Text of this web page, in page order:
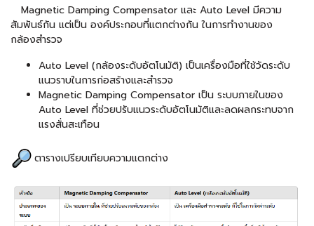
Magnetic Damping Compensator และ Auto Level มีความ
สัมพันธ์กัน แต่เป็น องค์ประกอบที่แตกต่างกัน ในการทำงานของ
กล้องสำรวจ
Auto Level (กล้องระดับอัตโนมัติ) เป็นเครื่องมือที่ใช้วัดระดับ
แนวราบในการก่อสร้างและสำรวจ
Magnetic Damping Compensator เป็น ระบบภายในของ
Auto Level ที่ช่วยปรับแนวระดับอัตโนมัติและลดผลกระทบจาก
แรงสั่นสะเทือน
ตารางเปรียบเทียบความแตกต่าง